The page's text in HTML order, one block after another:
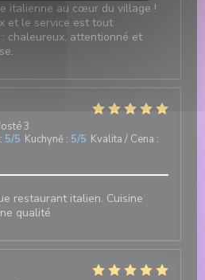
italienne au cœur du village !
et le service est tout
chaleureux, attentionné et
3
: 5/5 Kuchyně : 5/5 Kvalita / Cena :
restaurant italien. Cuisine
qualité